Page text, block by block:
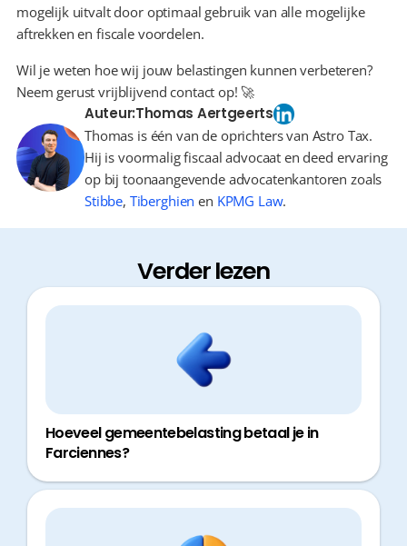
mogelijk uitvalt door optimaal gebruik van alle mogelijke
aftrekken en fiscale voordelen.
Wil je weten hoe wij jouw belastingen kunnen verbeteren?
Neem gerust vrijblijvend contact op! 🚀
Auteur:Thomas Aertgeerts
Thomas is één van de oprichters van Astro Tax.
Hij is voormalig fiscaal advocaat en deed ervaring
op bij toonaangevende advocatenkantoren zoals
Stibbe, Tiberghien en KPMG Law.
Verder lezen
Hoeveel gemeentebelasting betaal je in
Farciennes?